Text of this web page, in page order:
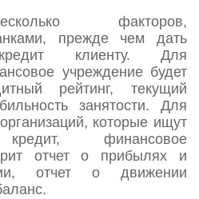
факторов,
прежде чем дать
клиенту. Для
учреждение будет
рейтинг, текущий
занятости. Для
которые ищут
кредит, финансовое
отчет о прибылях и
отчет о движении